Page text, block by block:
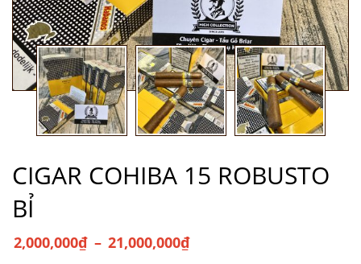
CIGAR COHIBA 15 ROBUSTO
BỈ
2,000,000₫ – 21,000,000₫